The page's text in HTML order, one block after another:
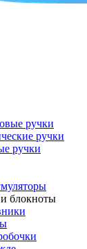
ручки
ручки
ручки
блокноты